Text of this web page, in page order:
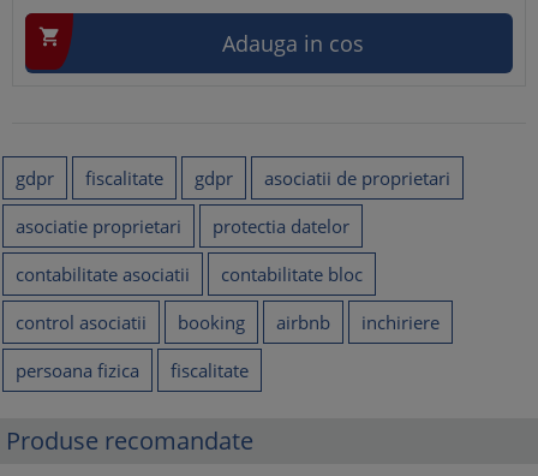
 Adauga in cos
gdpr fiscalitate gdpr
asociatii de proprietari
asociatie proprietari
protectia datelor
contabilitate asociatii
contabilitate bloc
control asociatii
booking airbnb
inchiriere
persoana fizica
fiscalitate
Produse recomandate